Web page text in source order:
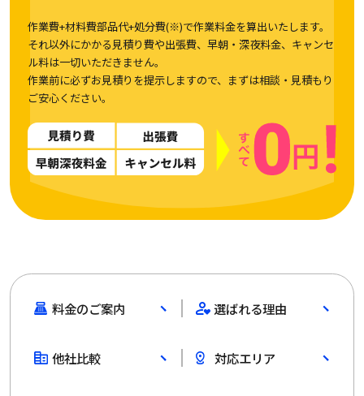
作業費+材料費部品代+処分費(※)で作業料金を算出いたします。
それ以外にかかる見積り費や出張費、早朝・深夜料金、キャンセ
ル料は一切いただきません。
作業前に必ずお見積りを提示しますので、まずは相談・見積もり
ご安心ください。
料金のご案内 選ばれる理由
他社比較 対応エリア